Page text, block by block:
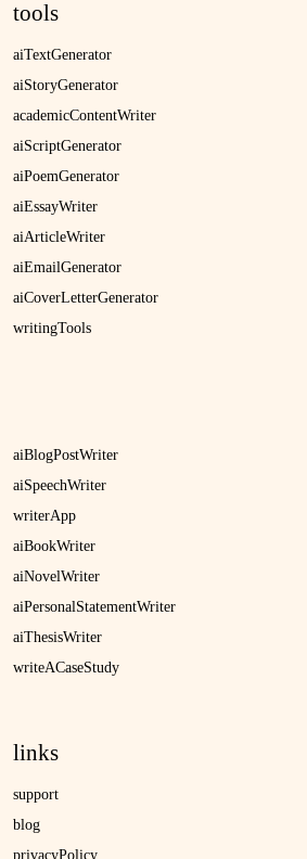
tools
aiTextGenerator
aiStoryGenerator
academicContentWriter
aiScriptGenerator
aiPoemGenerator
aiEssayWriter
aiArticleWriter
aiEmailGenerator
aiCoverLetterGenerator
writingTools
aiBlogPostWriter
aiSpeechWriter
writerApp
aiBookWriter
aiNovelWriter
aiPersonalStatementWriter
aiThesisWriter
writeACaseStudy
links
support
blog
privacyPolicy